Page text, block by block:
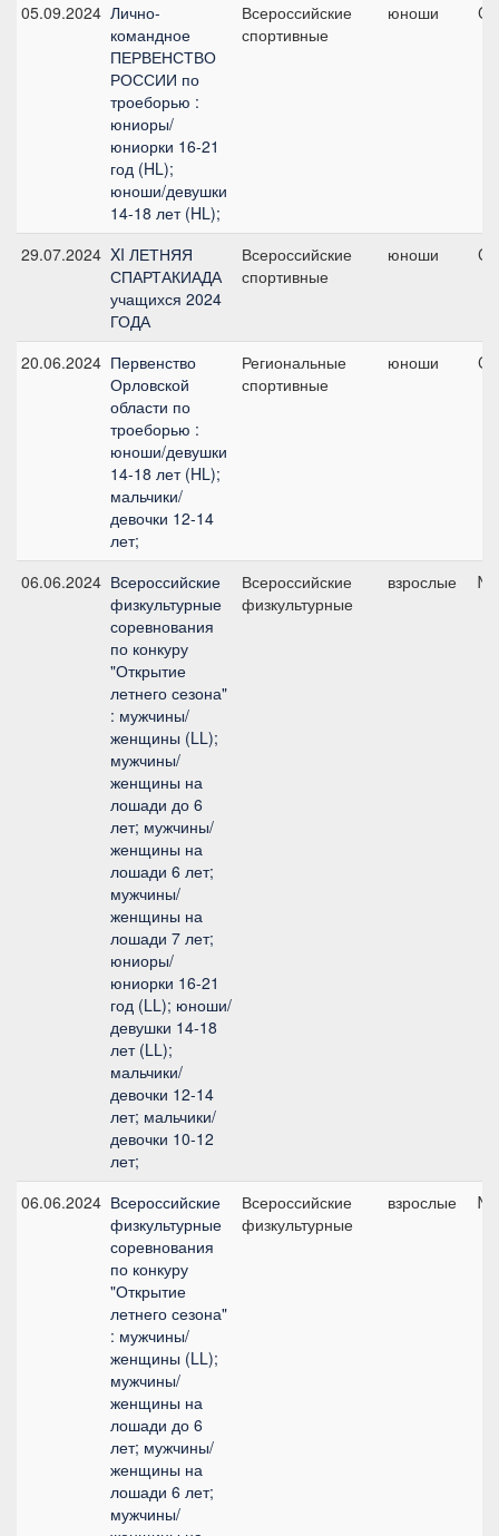
05.09.2024 Лично-
командное
ПЕРВЕНСТВО
РОССИИ по
троеборью :
юниоры/
юниорки 16-21
год (HL);
юноши/девушки
14-18 лет (HL);
Всероссийские
спортивные
юноши
29.07.2024 XI ЛЕТНЯЯ
СПАРТАКИАДА
учащихся 2024
ГОДА
Всероссийские
спортивные
юноши
20.06.2024 Первенство
Орловской
области по
троеборью :
юноши/девушки
14-18 лет (HL);
мальчики/
девочки 12-14
лет;
Региональные
спортивные
юноши
06.06.2024 Всероссийские
физкультурные
соревнования
по конкуру
"Открытие
летнего сезона"
: мужчины/
женщины (LL);
мужчины/
женщины на
лошади до 6
лет; мужчины/
женщины на
лошади 6 лет;
мужчины/
женщины на
лошади 7 лет;
юниоры/
юниорки 16-21
год (LL); юноши/
девушки 14-18
лет (LL);
мальчики/
девочки 12-14
лет; мальчики/
девочки 10-12
лет;
Всероссийские
физкультурные
взрослые
06.06.2024 Всероссийские
физкультурные
соревнования
по конкуру
"Открытие
летнего сезона"
: мужчины/
женщины (LL);
мужчины/
женщины на
лошади до 6
лет; мужчины/
женщины на
лошади 6 лет;
мужчины/
Всероссийские
физкультурные
взрослые